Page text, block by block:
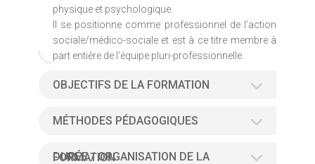
physique et psychologique.
Il se positionne comme professionnel de l’action
sociale/médico-sociale et est à ce titre membre à
part entière de l’équipe pluri-professionnelle.
OBJECTIFS DE LA FORMATION
MÉTHODES PÉDAGOGIQUES
DURÉE / ORGANISATION DE LA FORMATION